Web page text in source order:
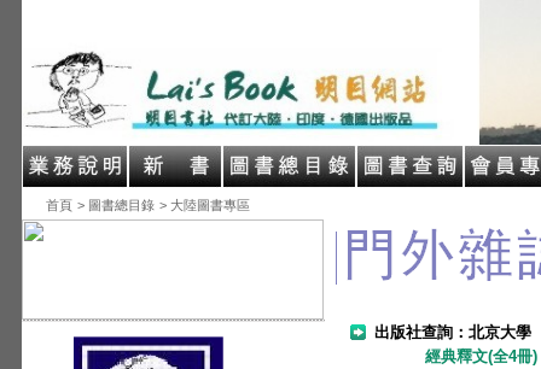
首頁 > 圖書總目錄 > 大陸圖書專區
出版社查詢：北京大學
經典釋文(全4冊)